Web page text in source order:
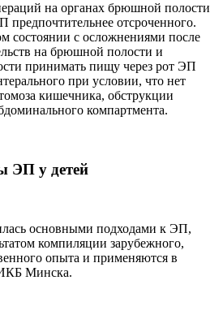
на органах брюшной полости
отсроченного.
состоянии с осложнениями после
на брюшной полости и
принимать пищу через рот ЭП
при условии, что нет
кишечника, обструкции
компартмента.
ЭП у детей
основными подходами к ЭП,
компиляции зарубежного,
опыта и применяются в
Минска.